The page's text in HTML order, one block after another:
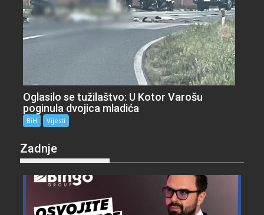
Oglasilo se tužilaštvo: U Kotor Varošu
poginula dvojica mladića
BiH Vijesti
Zadnje